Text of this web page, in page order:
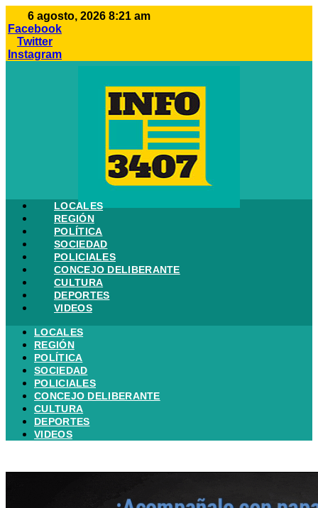
al
contenido
6 agosto, 2026 8:21 am
Facebook
Twitter
Instagram
LOCALES
REGIÓN
POLÍTICA
SOCIEDAD
POLICIALES
CONCEJO DELIBERANTE
CULTURA
DEPORTES
VIDEOS
LOCALES
REGIÓN
POLÍTICA
SOCIEDAD
POLICIALES
CONCEJO DELIBERANTE
CULTURA
DEPORTES
VIDEOS